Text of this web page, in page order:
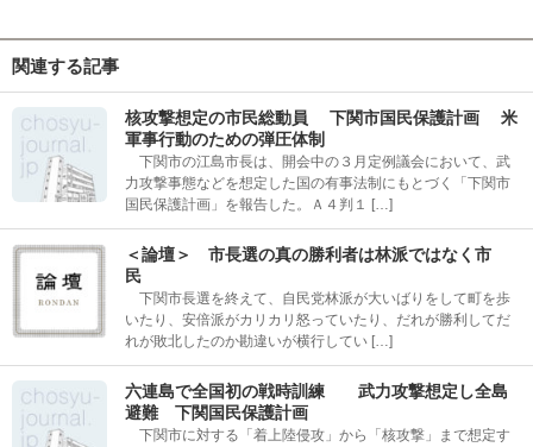
関連する記事
核攻撃想定の市民総動員 下関市国民保護計画 米
軍事行動のための弾圧体制
下関市の江島市長は、開会中の３月定例議会において、武
力攻撃事態などを想定した国の有事法制にもとづく「下関市
国民保護計画」を報告した。Ａ４判１ […]
＜論壇＞ 市長選の真の勝利者は林派ではなく市
民
下関市長選を終えて、自民党林派が大いばりをして町を歩
いたり、安倍派がカリカリ怒っていたり、だれが勝利してだ
れが敗北したのか勘違いが横行してい […]
六連島で全国初の戦時訓練 武力攻撃想定し全島
避難 下関国民保護計画
下関市に対する「着上陸侵攻」から「核攻撃」まで想定す